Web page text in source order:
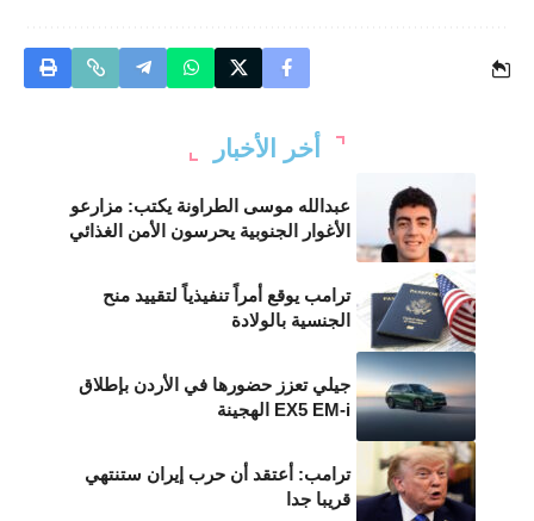
أخر الأخبار
عبدالله موسى الطراونة يكتب: مزارعو
الأغوار الجنوبية يحرسون الأمن الغذائي
ترامب يوقع أمراً تنفيذياً لتقييد منح
الجنسية بالولادة
جيلي تعزز حضورها في الأردن بإطلاق
EX5 EM-i الهجينة
ترامب: أعتقد أن حرب إيران ستنتهي
قريبا جدا